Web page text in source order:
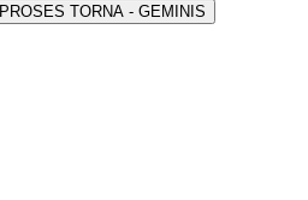
TORNA - GEMINIS